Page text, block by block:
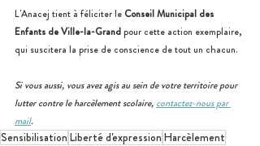
L'Anacej tient à féliciter le Conseil Municipal des
Enfants de Ville-la-Grand pour cette action exemplaire,
qui suscitera la prise de conscience de tout un chacun.
Si vous aussi, vous avez agis au sein de votre territoire pour
lutter contre le harcèlement scolaire, contactez-nous par
mail.
Sensibilisation Liberté d'expression Harcèlement